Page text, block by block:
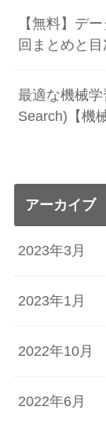
【無料】デ
回まとめと目
最適な機械
Search)【機
アーカイブ
2023年3月
2023年1月
2022年10月
2022年6月